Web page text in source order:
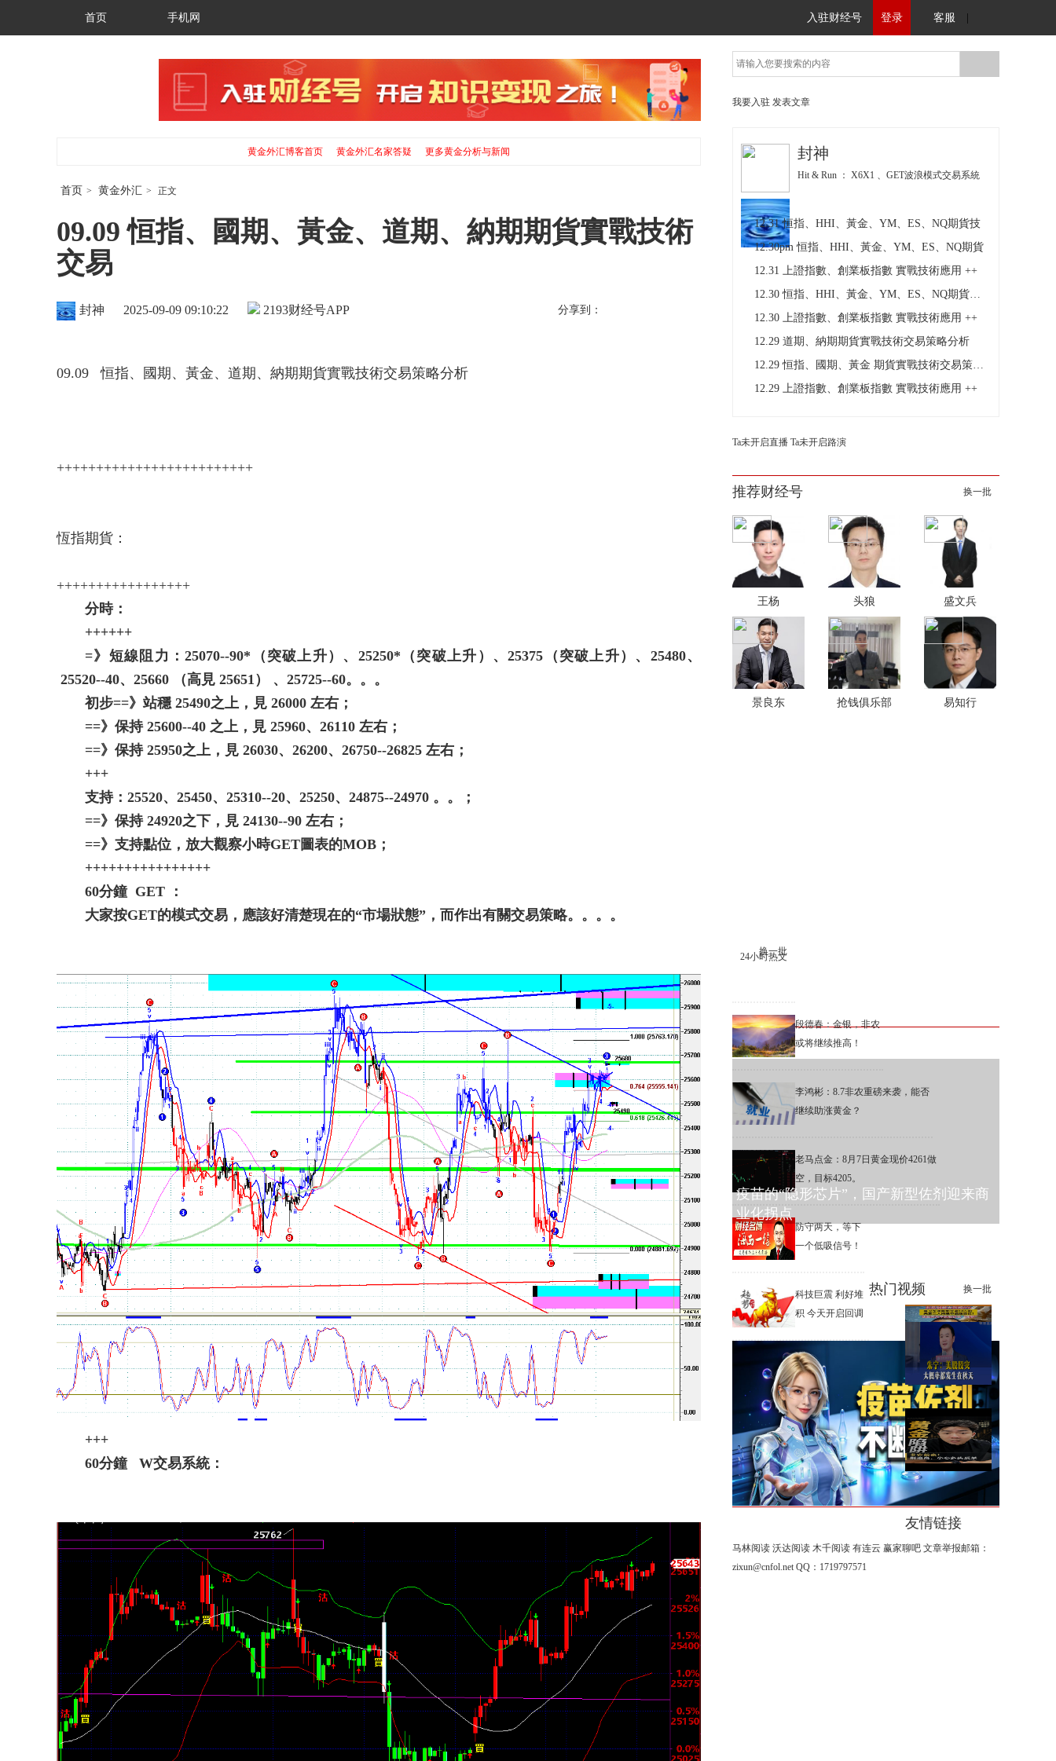
首页 手机网 入驻财经号 登录 客服
黄金外汇博客首页 黄金外汇名家答疑 更多黄金分析与新闻
首页 > 黄金外汇 > 正文
09.09 恒指、國期、黃金、道期、納期期貨實戰技術
交易
财经号APP
封神 2025-09-09 09:10:22 2193 分享到：
09.09 恒指、國期、黃金、道期、納期期貨實戰技術交易策略分析
+++++++++++++++++++++++++
恆指期貨：
+++++++++++++++++
分時：
++++++
=》短線阻力：25070--90*（突破上升）、25250*（突破上升）、25375（突破上升）、25480、
25520--40、25660 （高見 25651） 、25725--60。。。
初步==》站穩 25490之上，見 26000 左右；
==》保持 25600--40 之上，見 25960、26110 左右；
==》保持 25950之上，見 26030、26200、26750--26825 左右；
+++
支持：25520、25450、25310--20、25250、24875--24970 。。；
==》保持 24920之下，見 24130--90 左右；
==》支持點位，放大觀察小時GET圖表的MOB；
++++++++++++++++
60分鐘 GET ：
大家按GET的模式交易，應該好清楚現在的“市場狀態”，而作出有關交易策略。。。。
+++
60分鐘 W交易系統：
我要入驻 发表文章
封神
Hit & Run ： X6X1 、GET波浪模式交易系統
12.31 恒指、HHI、黃金、YM、ES、NQ期貨技
12.30pm 恒指、HHI、黃金、YM、ES、NQ期貨
12.31 上證指數、創業板指數 實戰技術應用 ++
12.30 恒指、HHI、黃金、YM、ES、NQ期貨技術
12.30 上證指數、創業板指數 實戰技術應用 ++
12.29 道期、納期期貨實戰技術交易策略分析
12.29 恒指、國期、黃金 期貨實戰技術交易策略分析
12.29 上證指數、創業板指數 實戰技術應用 ++
Ta未开启直播 Ta未开启路演
推荐财经号 换一批
王杨 头狼 盛文兵
景良东 抢钱俱乐部 易知行
24小时热文
换一批
段德春：金银，非农
或将继续推高！
李鸿彬：8.7非农重磅来袭，能否
继续助涨黄金？
老马点金：8月7日黄金现价4261做
空，目标4205。
防守两天，等下
一个低吸信号！
科技巨震 利好堆
积 今天开启回调
热门视频 换一批
疫苗的“隐形芯片”，国产新型佐剂迎来商
业化拐点
兆易创新大涨超8%，葛卫东逆
势加仓逾18万股
朱宁：美股股灾大概率都发生
在秋天
黄金暴涨之后，今晚非农可能
让很多人意外！
友情链接
马林阅读 沃达阅读 木千阅读 有连云 赢家聊吧 文章举报邮箱：
zixun@cnfol.net QQ：1719797571